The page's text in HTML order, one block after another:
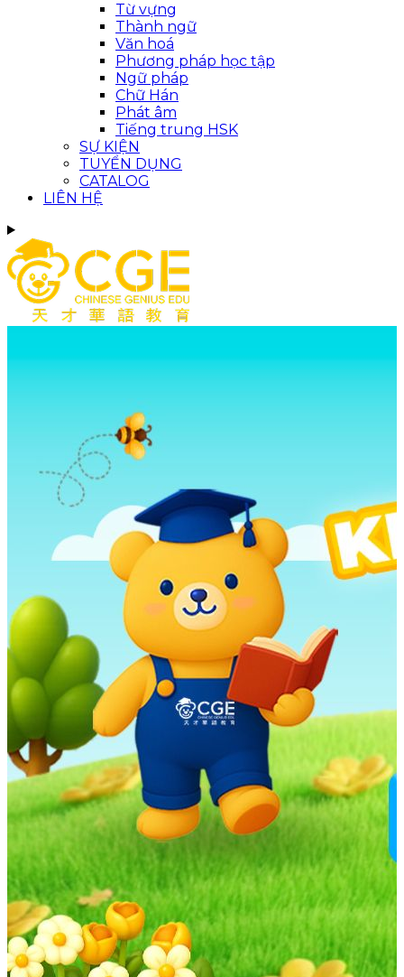
Từ vựng
Thành ngữ
Văn hoá
Phương pháp học tập
Ngữ pháp
Chữ Hán
Phát âm
Tiếng trung HSK
SỰ KIỆN
TUYỂN DỤNG
CATALOG
LIÊN HỆ